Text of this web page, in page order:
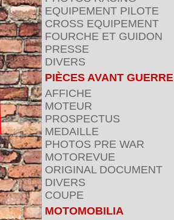
EQUIPEMENT PILOTE
CROSS EQUIPEMENT
FOURCHE ET GUIDON
PRESSE
DIVERS
PIÈCES AVANT GUERRE
AFFICHE
MOTEUR
PROSPECTUS
MEDAILLE
PHOTOS PRE WAR
MOTOREVUE
ORIGINAL DOCUMENT
DIVERS
COUPE
MOTOMOBILIA